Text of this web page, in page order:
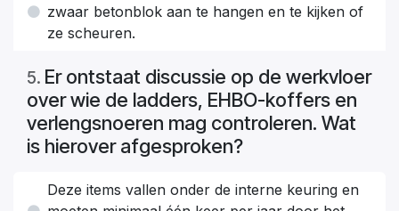
zwaar betonblok aan te hangen en te kijken of
ze scheuren.
5. Er ontstaat discussie op de werkvloer
over wie de ladders, EHBO-koffers en
verlengsnoeren mag controleren. Wat
is hierover afgesproken?
Deze items vallen onder de interne keuring en